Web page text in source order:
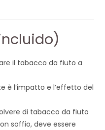
il tabacco da fiuto a
è l’impatto e l’effetto del
di tabacco da fiuto
soffio, deve essere